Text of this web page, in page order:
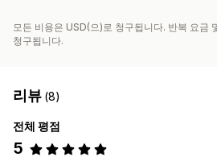
모든 비용은 USD(으)로 청구됩니다. 반복 요금
청구됩니다.
리뷰 (8)
전체 평점
5